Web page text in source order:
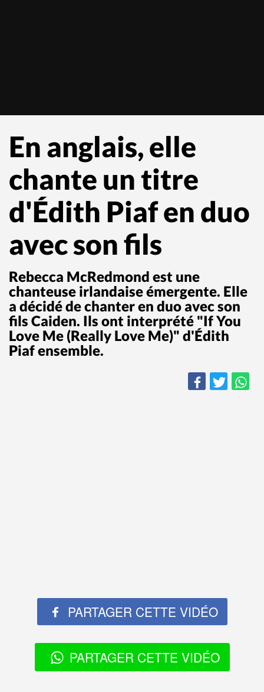
En anglais, elle
chante un titre
d'Édith Piaf en duo
avec son fils
Rebecca McRedmond est une
chanteuse irlandaise émergente. Elle
a décidé de chanter en duo avec son
fils Caiden. Ils ont interprété "If You
Love Me (Really Love Me)" d'Édith
Piaf ensemble.
PARTAGER CETTE VIDÉO
PARTAGER CETTE VIDÉO